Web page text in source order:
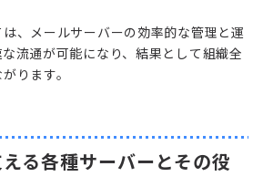
、メールサーバーの効率的な管理と運
流通が可能になり、結果として組織全
ります。
る各種サーバーとその役